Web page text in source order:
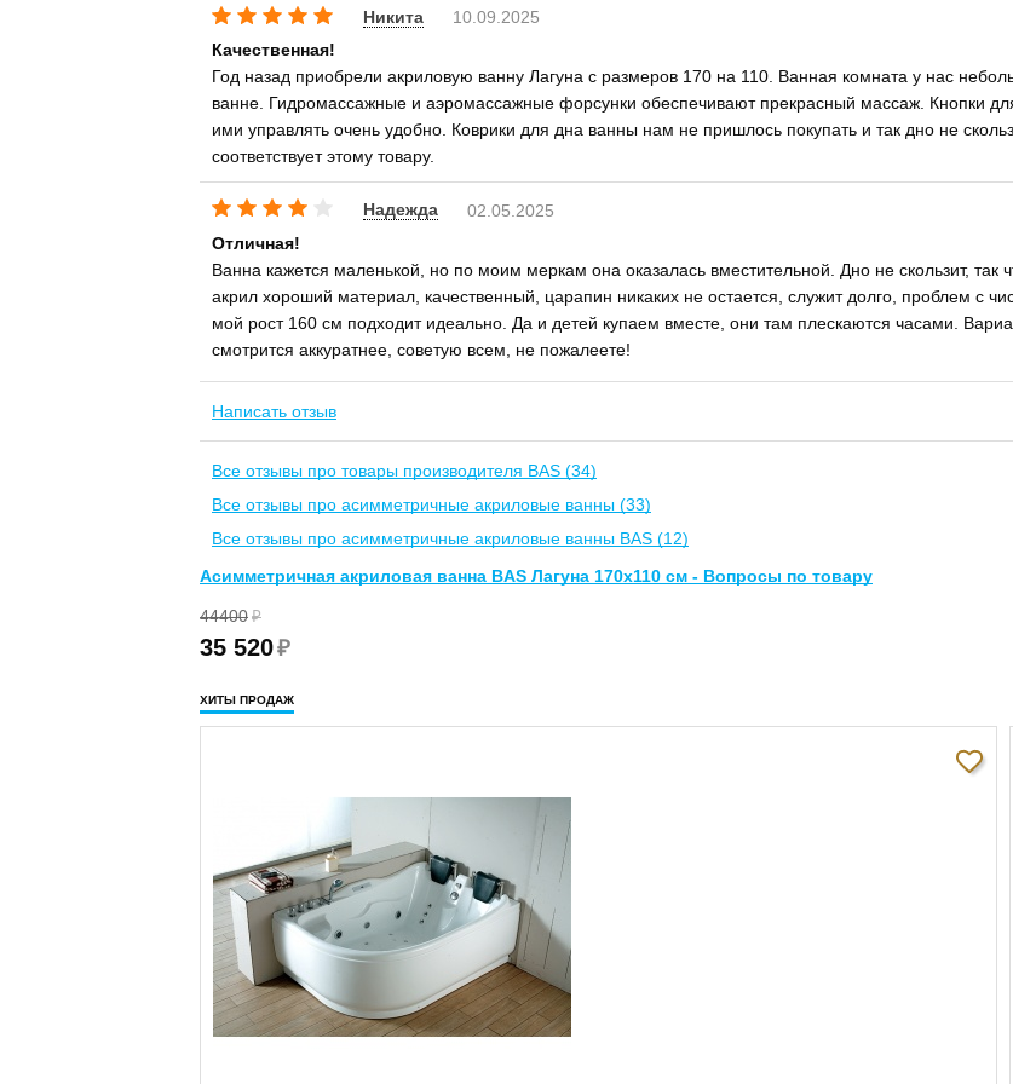
Никита
10.09.2025
Качественная!
Год назад приобрели акриловую ванну Лагуна с размеров 170 на 110. Ванная комната у нас
ванне. Гидромассажные и аэромассажные форсунки обеспечивают прекрасный массаж. Кнопки
ими управлять очень удобно. Коврики для дна ванны нам не пришлось покупать и так дно не
соответствует этому товару.
Надежда
02.05.2025
Отличная!
Ванна кажется маленькой, но по моим меркам она оказалась вместительной. Дно не скользит, так
акрил хороший материал, качественный, царапин никаких не остается, служит долго, проблем с
мой рост 160 см подходит идеально. Да и детей купаем вместе, они там плескаются часами.
смотрится аккуратнее, советую всем, не пожалеете!
Написать отзыв
Все отзывы про товары производителя BAS (34)
Все отзывы про асимметричные акриловые ванны (33)
Все отзывы про асимметричные акриловые ванны BAS (12)
Асимметричная акриловая ванна BAS Лагуна 170х110 см - Вопросы по товару
44400 ₽
35 520₽
ХИТЫ ПРОДАЖ